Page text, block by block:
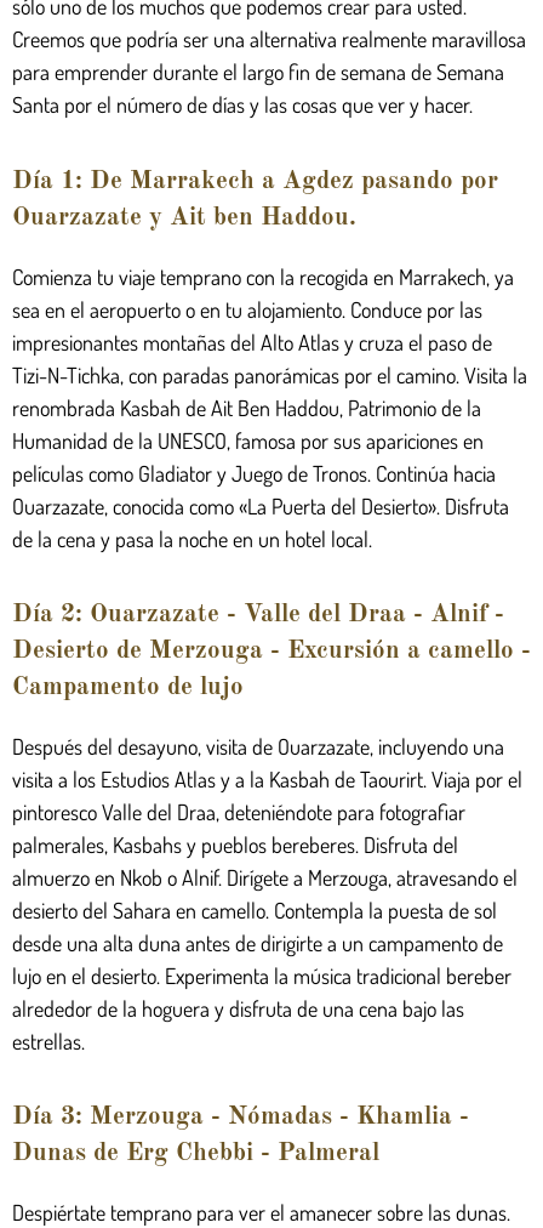
sólo uno de los muchos que podemos crear para usted.
Creemos que podría ser una alternativa realmente maravillosa
para emprender durante el largo fin de semana de Semana
Santa por el número de días y las cosas que ver y hacer.
Día 1: De Marrakech a Agdez pasando por
Ouarzazate y Ait ben Haddou.
Comienza tu viaje temprano con la recogida en Marrakech, ya
sea en el aeropuerto o en tu alojamiento. Conduce por las
impresionantes montañas del Alto Atlas y cruza el paso de
Tizi-N-Tichka, con paradas panorámicas por el camino. Visita la
renombrada Kasbah de Ait Ben Haddou, Patrimonio de la
Humanidad de la UNESCO, famosa por sus apariciones en
películas como Gladiator y Juego de Tronos. Continúa hacia
Ouarzazate, conocida como «La Puerta del Desierto». Disfruta
de la cena y pasa la noche en un hotel local.
Día 2: Ouarzazate - Valle del Draa - Alnif -
Desierto de Merzouga - Excursión a camello -
Campamento de lujo
Después del desayuno, visita de Ouarzazate, incluyendo una
visita a los Estudios Atlas y a la Kasbah de Taourirt. Viaja por el
pintoresco Valle del Draa, deteniéndote para fotografiar
palmerales, Kasbahs y pueblos bereberes. Disfruta del
almuerzo en Nkob o Alnif. Dirígete a Merzouga, atravesando el
desierto del Sahara en camello. Contempla la puesta de sol
desde una alta duna antes de dirigirte a un campamento de
lujo en el desierto. Experimenta la música tradicional bereber
alrededor de la hoguera y disfruta de una cena bajo las
estrellas.
Día 3: Merzouga - Nómadas - Khamlia -
Dunas de Erg Chebbi - Palmeral
Despiértate temprano para ver el amanecer sobre las dunas.